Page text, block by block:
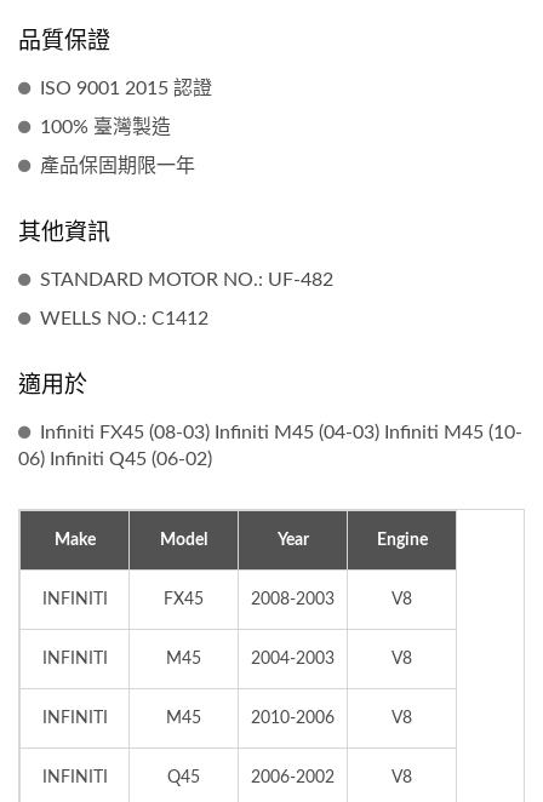
品質保證
ISO 9001 2015 認證
100% 臺灣製造
產品保固期限一年
其他資訊
STANDARD MOTOR NO.: UF-482
WELLS NO.: C1412
適用於
Infiniti FX45 (08-03) Infiniti M45 (04-03) Infiniti M45 (10-
06) Infiniti Q45 (06-02)
Make Model Year Engine
INFINITI FX45 2008-2003 V8
INFINITI M45 2004-2003 V8
INFINITI M45 2010-2006 V8
INFINITI Q45 2006-2002 V8